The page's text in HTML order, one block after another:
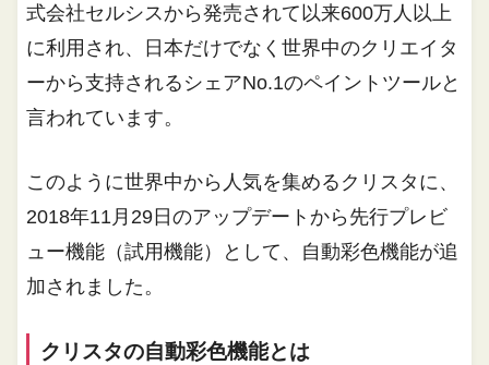
式会社セルシスから発売されて以来600万人以上
に利用され、日本だけでなく世界中のクリエイタ
ーから支持されるシェアNo.1のペイントツールと
言われています。
このように世界中から人気を集めるクリスタに、
2018年11月29日のアップデートから先行プレビ
ュー機能（試用機能）として、自動彩色機能が追
加されました。
クリスタの自動彩色機能とは